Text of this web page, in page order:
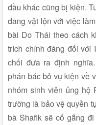
đầu khác cũng bị kiện.
đang vật lộn với việc
bài Do Thái theo cách
trích chính đáng đối với
chối đưa ra định
phán bác bỏ vụ kiện về
nhóm sinh viên ủng hộ
trường là bảo vệ quyền
bà Shafik sẽ cố gắng